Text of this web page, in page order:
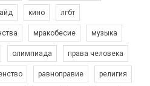
Зупинимо насильство проти ЛГБТ в Україні! Stop violence against LGBT in Ukraine!
ролік на конкурс PACT, який
Україна" з протидії
кино лгбт
мракобесие музыка
олимпиада права человека
равноправие религия